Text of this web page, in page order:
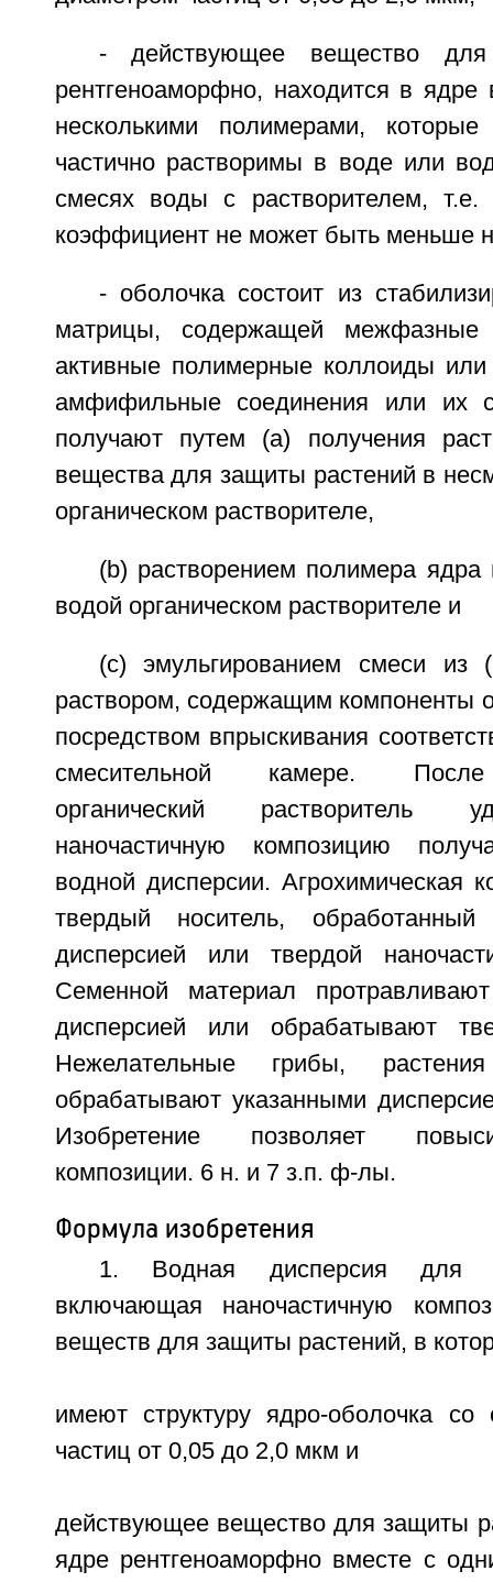
- действующее вещество
рентгеноаморфно, находится в
несколькими полимерами,
частично растворимы в воде или
смесях воды с растворителем, т.е.
коэффициент не может быть меньше
- оболочка состоит из
матрицы, содержащей межфазные
активные полимерные коллоиды или
амфифильные соединения или их
получают путем (a) получения
вещества для защиты растений в
органическом растворителе,
(b) растворением полимера
водой органическом растворителе и
(c) эмульгированием смеси
раствором, содержащим компоненты
посредством впрыскивания
смесительной камере. После
органический растворитель
наночастичную композицию
водной дисперсии. Агрохимическая
твердый носитель,
дисперсией или твердой
Семенной материал
дисперсией или обрабатывают
Нежелательные грибы,
обрабатывают указанными
Изобретение позволяет
композиции. 6 н. и 7 з.п. ф-лы.
Формула изобретения
1. Водная дисперсия для
включающая наночастичную
веществ для защиты растений, в
имеют структуру ядро-оболочка
частиц от 0,05 до 2,0 мкм и
действующее вещество для защиты
ядре рентгеноаморфно вместе с